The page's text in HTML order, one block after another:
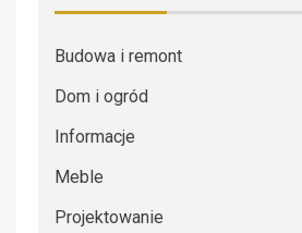
Budowa i remont
Dom i ogród
Informacje
Meble
Projektowanie